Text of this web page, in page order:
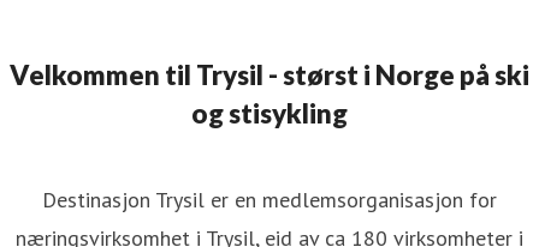
Velkommen til Trysil - størst i Norge på ski
og stisykling
Destinasjon Trysil er en medlemsorganisasjon for
næringsvirksomhet i Trysil, eid av ca 180 virksomheter i